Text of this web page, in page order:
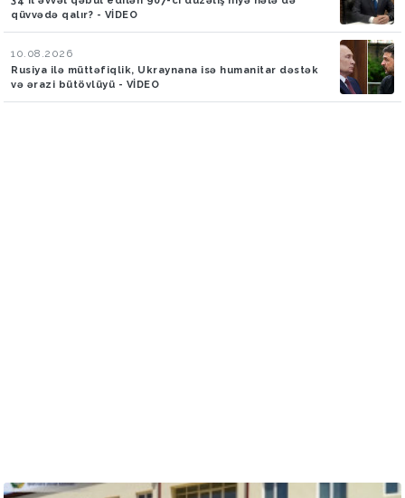
qüvvədə qalır? - VİDEO
10.08.2026
Rusiya ilə müttəfiqlik, Ukraynana isə humanitar dəstək
və ərazi bütövlüyü - VİDEO